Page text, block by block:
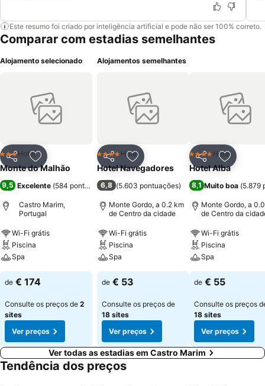
Este resumo foi criado por inteligência artificial e pode não ser 100% correto.
Comparar com estadias semelhantes
Alojamento selecionado
PartilharAdicionar aos favoritos
3 Estrelas
Hotel
Monte do Malhão
9,5 Excelente (584 pontuações)
Castro Marim,
Portugal
Wi-Fi grátis
Piscina
Spa
de € 174
Consulte os preços de 2
sites
Ver preços
Alojamentos semelhantes
PartilharAdicionar aos favoritos
4 EstrelasHotel
Hotel Navegadores
6,8 (5.603 pontuações)
Monte Gordo, a 0.2 km
de Centro da cidade
Wi-Fi grátis
Piscina
Spa
de € 53
Consulte os preços de
18 sites
Ver preços
Partilhar
4 EstrelasHotel
Hotel Alba
8,1 Muito boa (5.879
Monte Gordo, a
de Centro da
Wi-Fi grátis
Piscina
Spa
de € 55
Consulte os preços
18 sites
Ver preços
Ver todas as estadias em Castro Marim
Tendência dos preços